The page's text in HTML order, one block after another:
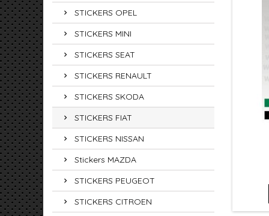
STICKERS OPEL
STICKERS MINI
STICKERS SEAT
STICKERS RENAULT
STICKERS SKODA
STICKERS FIAT
STICKERS NISSAN
Stickers MAZDA
STICKERS PEUGEOT
STICKERS CITROEN